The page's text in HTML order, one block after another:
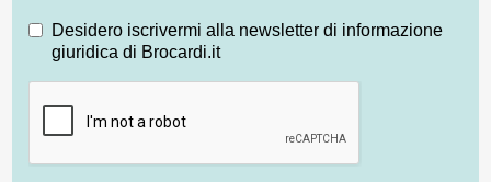
Desidero iscrivermi alla newsletter di informazione
giuridica di Brocardi.it